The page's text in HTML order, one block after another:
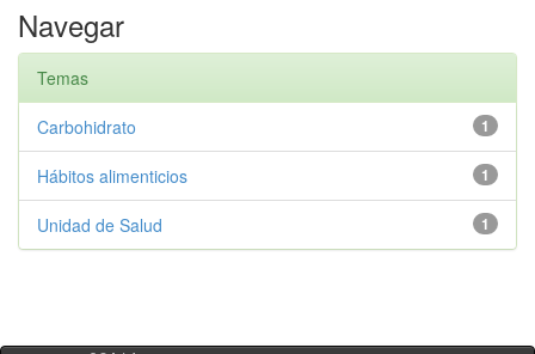
Navegar
Temas
1
Carbohidrato
1
Hábitos alimenticios
1
Unidad de Salud